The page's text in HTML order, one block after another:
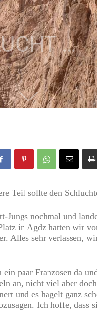
…
Teil sollte den
nochmal und
in Agdz hatten wir
Alles sehr verlassen,
paar Franzosen da
an, nicht viel aber
und es hagelt ganz
Ich hoffe, dass